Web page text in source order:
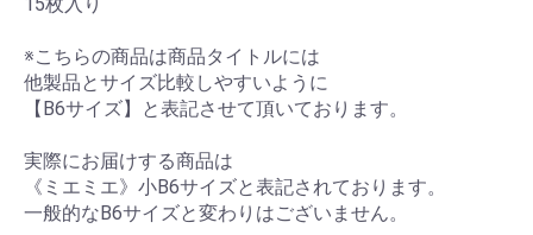
※こちらの商品は商品タイトルには
他製品とサイズ比較しやすいように
【B6サイズ】と表記させて頂いております。
実際にお届けする商品は
《ミエミエ》小B6サイズと表記されております。
一般的なB6サイズと変わりはございません。